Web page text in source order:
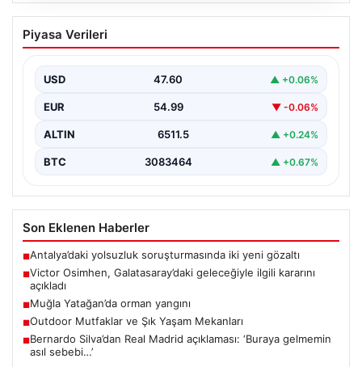
Victor Osimhen, Galatasaray’daki
geleceğiyle ilgili kararını açıkladı
dönemde gösterdiği etkileyici performansla Avrupa'nın
önde gelen kulüplerinin…
Piyasa Verileri
USD 47.60 ▲ +0.06%
EUR 54.99 ▼ -0.06%
ALTIN 6511.5 ▲ +0.24%
BTC 3083464 ▲ +0.67%
Son Eklenen Haberler
■Antalya’daki yolsuzluk soruşturmasında iki yeni gözaltı
■Victor Osimhen, Galatasaray’daki geleceğiyle ilgili kararını
açıkladı
■Muğla Yatağan’da orman yangını
■Outdoor Mutfaklar ve Şık Yaşam Mekanları
■Bernardo Silva’dan Real Madrid açıklaması: ‘Buraya gelmemin
asıl sebebi…’